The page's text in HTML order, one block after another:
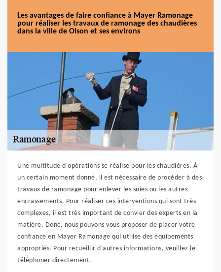
Les avantages de faire confiance à Mayer Ramonage
pour réaliser les travaux de ramonage des chaudières
dans la ville de Oison et ses environs
Une multitude d'opérations se réalise pour les chaudières. À
un certain moment donné, il est nécessaire de procéder à des
travaux de ramonage pour enlever les suies ou les autres
encrassements. Pour réaliser ces interventions qui sont très
complexes, il est très important de convier des experts en la
matière. Donc, nous pouvons vous proposer de placer votre
confiance en Mayer Ramonage qui utilise des équipements
appropriés. Pour recueillir d'autres informations, veuillez le
téléphoner directement.